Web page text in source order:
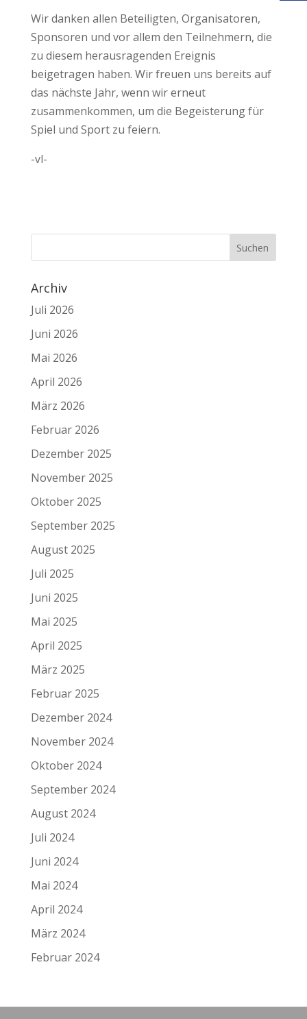
Wir danken allen Beteiligten, Organisatoren,
Sponsoren und vor allem den Teilnehmern, die
zu diesem herausragenden Ereignis
beigetragen haben. Wir freuen uns bereits auf
das nächste Jahr, wenn wir erneut
zusammenkommen, um die Begeisterung für
Spiel und Sport zu feiern.
-vl-
Archiv
Juli 2026
Juni 2026
Mai 2026
April 2026
März 2026
Februar 2026
Dezember 2025
November 2025
Oktober 2025
September 2025
August 2025
Juli 2025
Juni 2025
Mai 2025
April 2025
März 2025
Februar 2025
Dezember 2024
November 2024
Oktober 2024
September 2024
August 2024
Juli 2024
Juni 2024
Mai 2024
April 2024
März 2024
Februar 2024